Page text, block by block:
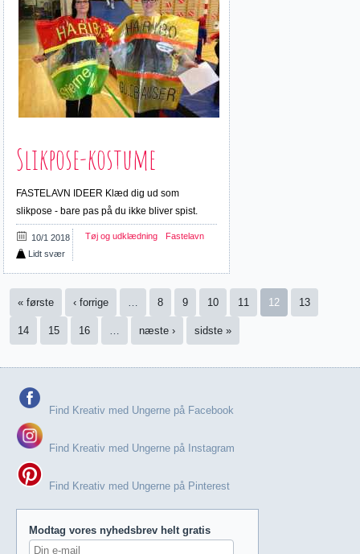
Slikpose-kostume
FASTELAVN IDEER Klæd dig ud som
slikpose - bare pas på du ikke bliver spist.
10/1 2018
Lidt svær
Tøj og udklædning Fastelavn
Sider« første ‹ forrige 8 9 10 11 12 13
14 15 16 næste › sidste »
Find Kreativ med Ungerne på Facebook
Find Kreativ med Ungerne på Instagram
Find Kreativ med Ungerne på Pinterest
Modtag vores nyhedsbrev helt gratis